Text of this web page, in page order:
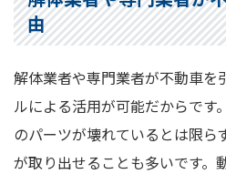
由
解体業者や専門業者が不動車を
ルによる活用が可能だからです
のパーツが壊れているとは限ら
が取り出せることも多いです。